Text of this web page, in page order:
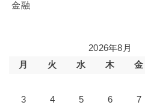
金融
2026年8月
月
火 水 木 金
3
4 5 6 7